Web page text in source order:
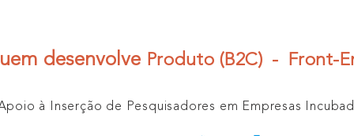
desenvolve Produto (B2C) - Front-
à Inserção de Pesquisadores em Empresas